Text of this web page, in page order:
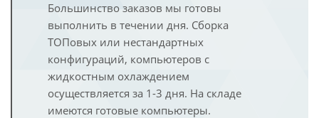
Большинство заказов мы готовы
выполнить в течении дня. Сборка
ТОПовых или нестандартных
конфигураций, компьютеров с
жидкостным охлаждением
осуществляется за 1-3 дня. На складе
имеются готовые компьютеры.